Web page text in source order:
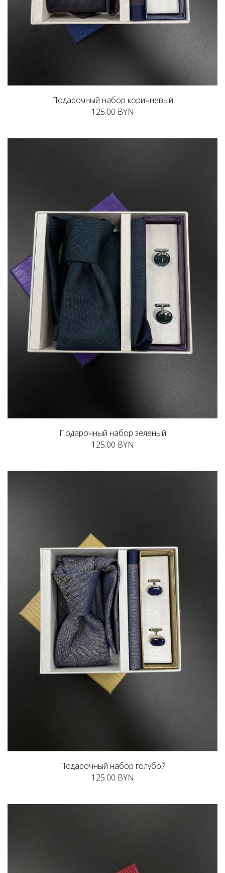
Подарочный набор коричневый
125.00 BYN
Подарочный набор зеленый
125.00 BYN
Подарочный набор голубой
125.00 BYN